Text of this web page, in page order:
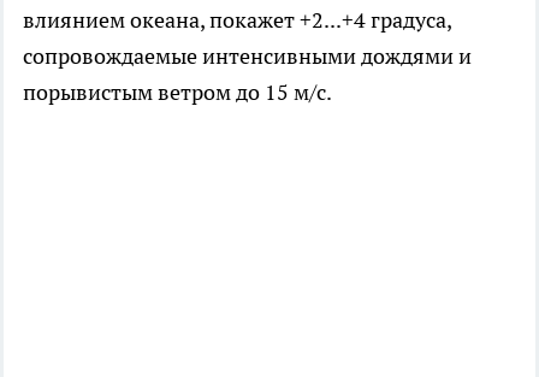
влиянием океана, покажет +2...+4 градуса,
сопровождаемые интенсивными дождями и
порывистым ветром до 15 м/с.